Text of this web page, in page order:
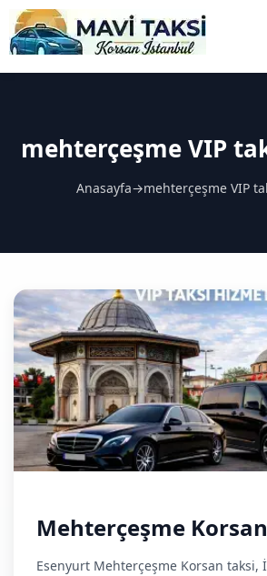
mehterçeşme VIP
Anasayfa→mehterçeşme VIP
Mehterçeşme
Esenyurt Mehterçeşme Korsan taksi,